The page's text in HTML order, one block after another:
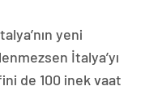
yeni
İtalya’yı
de 100 inek vaat